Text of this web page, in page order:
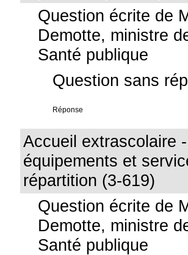
Question écrite de
Demotte, ministre
Santé publique
Question sans
Réponse
Accueil extrascolaire
équipements et
répartition (3-619)
Question écrite de
Demotte, ministre
Santé publique